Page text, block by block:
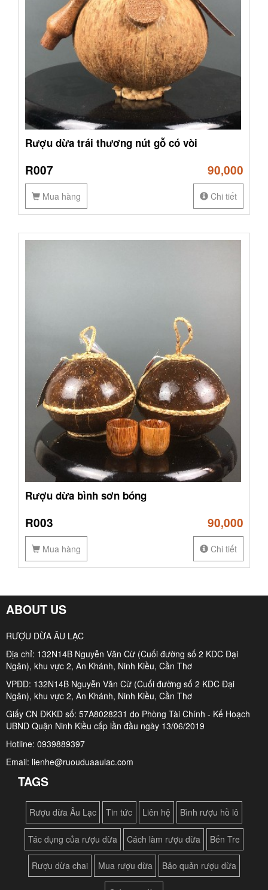
Rượu dừa trái thương nút gỗ có vòi
R007 90,000
Mua hàng Chi tiết
Rượu dừa bình sơn bóng
R003 90,000
Mua hàng Chi tiết
ABOUT US
RƯỢU DỪA ÂU LẠC
Địa chỉ: 132N14B Nguyễn Văn Cừ (Cuối đường số 2 KDC Đại
Ngân), khu vực 2, An Khánh, Ninh Kiều, Cần Thơ
VPĐD: 132N14B Nguyễn Văn Cừ (Cuối đường số 2 KDC Đại
Ngân), khu vực 2, An Khánh, Ninh Kiều, Cần Thơ
Giấy CN ĐKKD số: 57A8028231 do Phòng Tài Chính - Kế Hoạch
UBND Quận Ninh Kiều cấp lần đầu ngày 13/06/2019
Hotline: 0939889397
Email: lienhe@ruouduaaulac.com
TAGS
Rượu dừa Âu Lạc Tin tức Liên hệ Bình rượu hồ lô
Tác dụng của rượu dừa Cách làm rượu dừa Bến Tre
Rượu dừa chai Mua rượu dừa Bảo quản rượu dừa